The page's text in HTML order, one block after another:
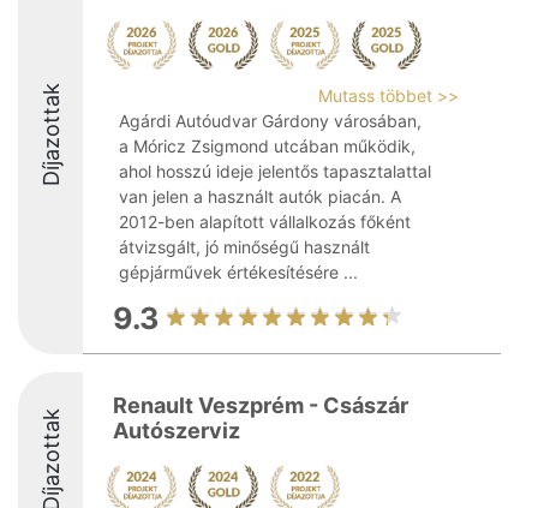
Díjazottak
Mutass többet >>
Agárdi Autóudvar Gárdony városában,
a Móricz Zsigmond utcában működik,
ahol hosszú ideje jelentős tapasztalattal
van jelen a használt autók piacán. A
2012-ben alapított vállalkozás főként
átvizsgált, jó minőségű használt
gépjárművek értékesítésére ...
9.3
Díjazottak
Renault Veszprém - Császár
Autószerviz